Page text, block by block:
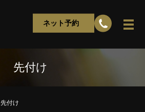
ネット予約
先付け
先付け